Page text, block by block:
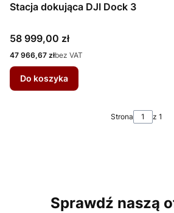
Stacja dokująca DJI Dock 3
Cena
58 999,00 zł
Cena
47 966,67 złbez VAT
Do koszyka
Strona z 1
Sprawdź naszą